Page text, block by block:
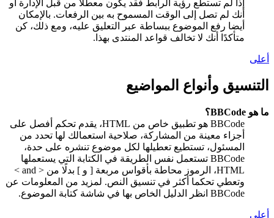
إذا لم تستطع رؤية الرابط فقد يكون معطلا من قبل الإدارة أو
أنك لم تصل إلى الوقت المسموح به بين الرفعات. بالإمكان
أيضا رفع الموضوع ببساطة عبر التعليق عليه، ومع ذلك، كن
متأكدًا أنك لا تخالف قواعد المنتدى بهذا.
أعلى
التنسيق وأنواع المواضيع
ما هو BBCode؟
BBCode هو تطبيق خاص من HTML، يقدم تحكم أفصل على
أجزاء معينة من المشاركة، صلاحية استعمالك لها تحدد من
المسئول، تستطيع تعطيلها لكل موضوع تنشره على حدة،
BBCode تستعمل نفس الطريقة في الكتابة التي يستعملها
HTML، الرموز محاطة بأقواس مربعة [ و ] بدلًا من < and >
وتعطي تحكما أكثر في تنسيق النص. لمزيد من المعلومات عن
BBCode انظر الدليل الخاص بها في شاشة كتابة الموضوع.
أعلى